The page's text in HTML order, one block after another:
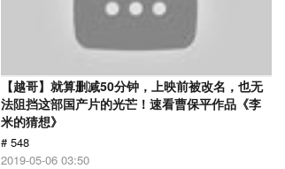
【越哥】就算删减50分钟，上映前被改名，也无
法阻挡这部国产片的光芒！速看曹保平作品《李
米的猜想》
# 548
2019-05-06 03:50